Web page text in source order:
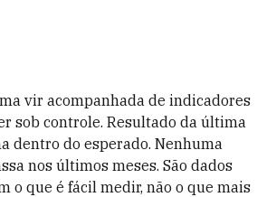
vir acompanhada de indicadores
sob controle. Resultado da última
dentro do esperado. Nenhuma
nos últimos meses. São dados
o que é fácil medir, não o que mais